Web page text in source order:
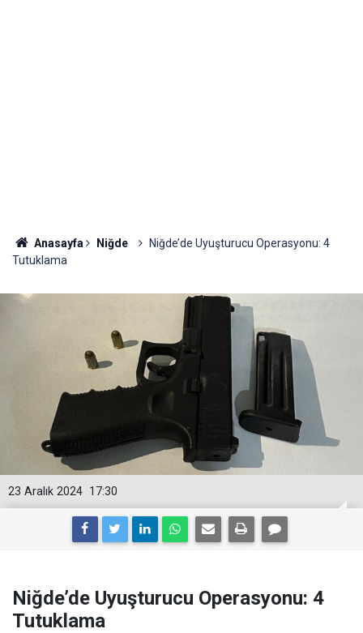
Anasayfa Niğde
Niğde’de Uyuşturucu Operasyonu: 4
Tutuklama
17:30
23 Aralık 2024
Niğde’de Uyuşturucu Operasyonu: 4
Tutuklama